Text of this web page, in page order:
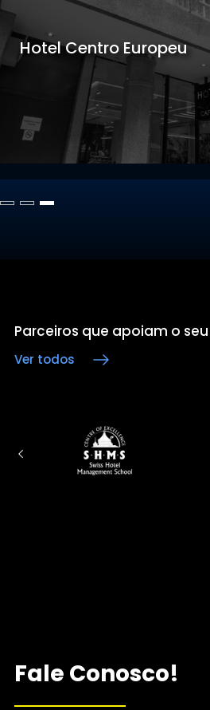
Sede Gastronomia
Parceiros que apoiam o
Ver todos
Fale Conosco!